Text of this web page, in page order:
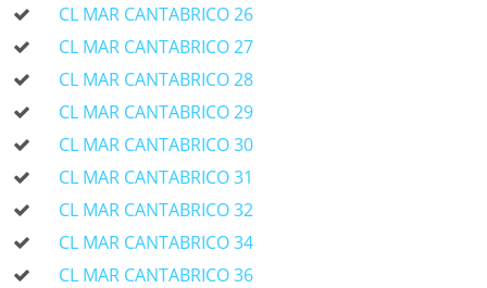
CL MAR CANTABRICO 26
CL MAR CANTABRICO 27
CL MAR CANTABRICO 28
CL MAR CANTABRICO 29
CL MAR CANTABRICO 30
CL MAR CANTABRICO 31
CL MAR CANTABRICO 32
CL MAR CANTABRICO 34
CL MAR CANTABRICO 36